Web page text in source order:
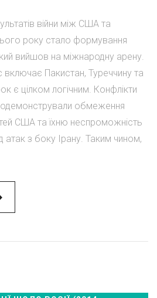
війни між США та
року стало формування
вийшов на міжнародну арену.
включає Пакистан, Туреччину та
є цілком логічним. Конфлікти
обмеження
США та їхню неспроможність
атак з боку Ірану. Таким чином,